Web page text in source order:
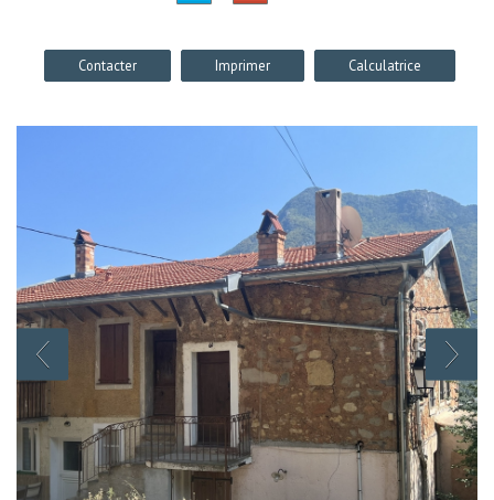
Contacter Imprimer Calculatrice